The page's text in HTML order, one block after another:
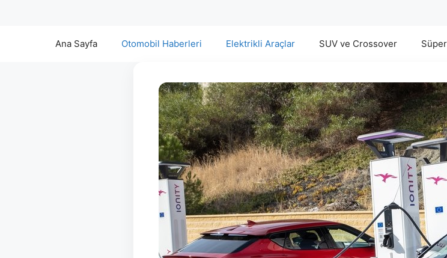
Ana Sayfa Otomobil Haberleri Elektrikli Araçlar SUV ve Crossover